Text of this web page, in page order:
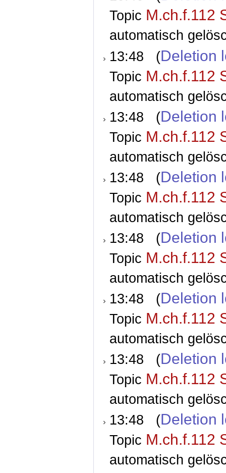
Topic M.ch.f.112
automatisch
13:48 (Deletion
Topic M.ch.f.112
automatisch
13:48 (Deletion
Topic M.ch.f.112
automatisch
13:48 (Deletion
Topic M.ch.f.112
automatisch
13:48 (Deletion
Topic M.ch.f.112
automatisch
13:48 (Deletion
Topic M.ch.f.112
automatisch
13:48 (Deletion
Topic M.ch.f.112
automatisch
13:48 (Deletion
Topic M.ch.f.112
automatisch